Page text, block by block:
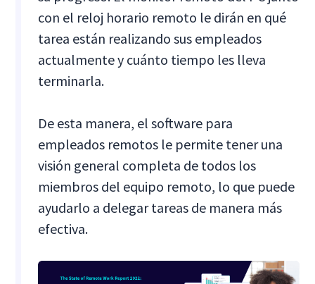
con el reloj horario remoto le dirán en qué
tarea están realizando sus empleados
actualmente y cuánto tiempo les lleva
terminarla.
De esta manera, el software para
empleados remotos le permite tener una
visión general completa de todos los
miembros del equipo remoto, lo que puede
ayudarlo a delegar tareas de manera más
efectiva.